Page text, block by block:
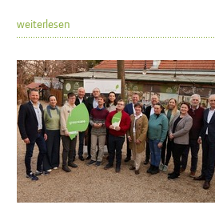
weiterlesen